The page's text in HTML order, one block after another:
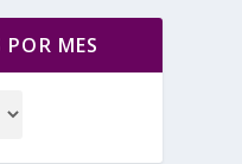
MES